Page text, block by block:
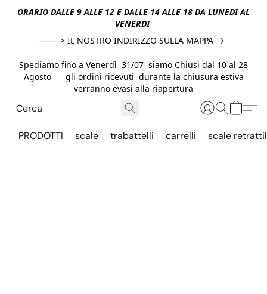
ORARIO DALLE 9 ALLE 12 E DALLE 14 ALLE 18 DA LUNEDI AL
VENERDI
-------> IL NOSTRO INDIRIZZO SULLA MAPPA
Spediamo fino a Venerdì 31/07 siamo Chiusi dal 10 al 28
Agosto gli ordini ricevuti durante la chiusura estiva
verranno evasi alla riapertura
PRODOTTI scale trabattelli carrelli scale